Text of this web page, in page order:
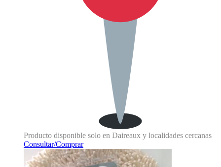
Producto disponible solo en Daireaux y localidades cercanas
Consultar/Comprar